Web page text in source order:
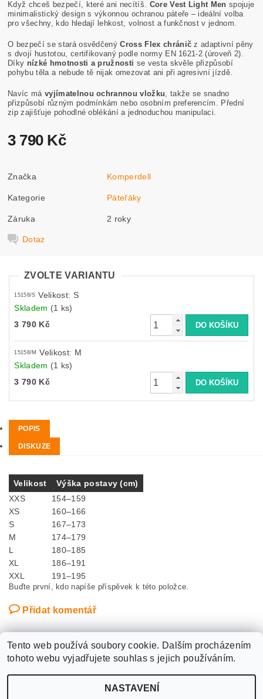
Když chceš bezpečí, které ani necítíš. Core Vest Light Men spojuje
minimalistický design s výkonnou ochranou páteře – ideální volba
pro všechny, kdo hledají lehkost, volnost a funkčnost v jednom.
O bezpečí se stará osvědčený Cross Flex chránič z adaptivní pěny
s dvojí hustotou, certifikovaný podle normy EN 1621-2 (úroveň 2).
Díky nízké hmotnosti a pružnosti se vesta skvěle přizpůsobí
pohybu těla a nebude tě nijak omezovat ani při agresivní jízdě.
Navíc má vyjímatelnou ochrannou vložku , takže se snadno
přizpůsobí různým podmínkám nebo osobním preferencím. Přední
zip zajišťuje pohodlné oblékání a jednoduchou manipulaci.
3 790 Kč
Značka Komperdell
Kategorie Páteřáky
Záruka 2 roky
Dotaz
ZVOLTE VARIANTU
15158/S Velikost: S
Skladem (1 ks)
3 790 Kč
15158/M
Velikost: M
Skladem (1 ks)
3 790 Kč
POPIS
DISKUZE
Velikost
Výška postavy (cm)
XXS
154–159
XS
160–166
S
167–173
M
174–179
L
180–185
XL
186–191
XXL
191–195
Buďte první, kdo napíše příspěvek k této položce.
Přidat komentář
WANTED SPORT PARDUBICE , všechna práva vyhrazena
Tento web používá soubory cookie. Dalším procházením
tohoto webu vyjadřujete souhlas s jejich používáním.
NASTAVENÍ